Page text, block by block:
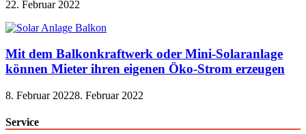
22. Februar 2022
Mit dem Balkonkraftwerk oder Mini-Solaranlage
können Mieter ihren eigenen Öko-Strom erzeugen
8. Februar 20228. Februar 2022
Service